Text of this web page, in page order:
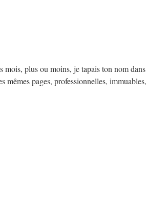
mois, plus ou moins, je tapais ton nom dans
mêmes pages, professionnelles, immuables,